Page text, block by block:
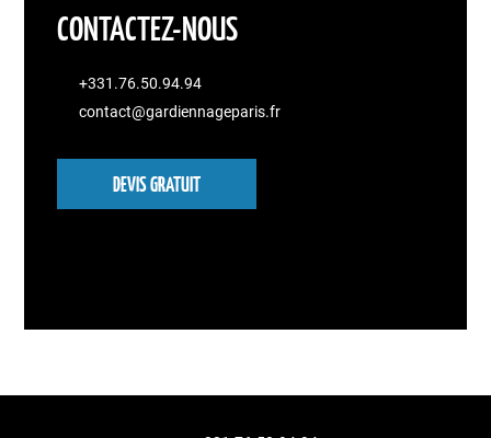
CONTACTEZ-NOUS
+331.76.50.94.94
contact@gardiennageparis.fr
DEVIS GRATUIT